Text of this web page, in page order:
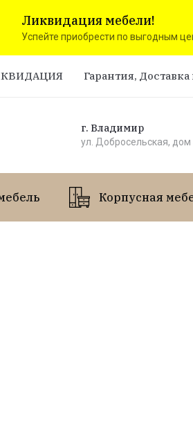
Ликвидация мебели!
Успейте приобрести по выгодным
Гарантия,
г. Владимир
ул. Добросельская, дом
Корпусная